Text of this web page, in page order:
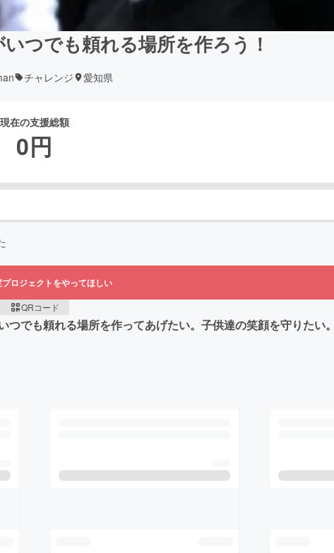
つでも頼れる場所を作ろう！
チャレンジ 愛知県
現在の支援総額
0円
プロジェクトをやってほしい
QRコード
でも頼れる場所を作ってあげたい。子供達の笑顔を守りたい。